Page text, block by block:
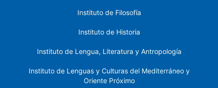
Instituto de Filosofía
Instituto de Historia
Instituto de Lengua, Literatura y Antropología
Instituto de Lenguas y Culturas del Mediterráneo y
Oriente Próximo